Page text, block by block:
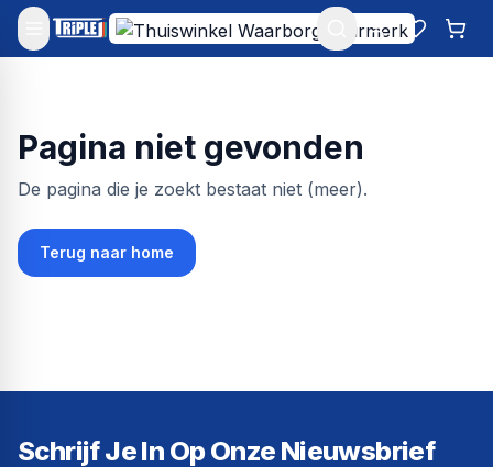
Mijn account
Pagina niet gevonden
De pagina die je zoekt bestaat niet (meer).
Terug naar home
Schrijf Je In Op Onze Nieuwsbrief